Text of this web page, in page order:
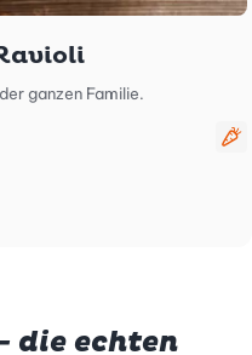
ganzen Familie.
die echten